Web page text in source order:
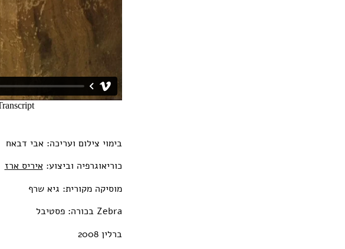
בימוי צילום ועריכה: אבי דבאח
כוריאוגרפיה וביצוע: איריס ארז
מוסיקה מקורית: גיא שרף
Zebra בכורה: פסטיבל
ברלין 2008